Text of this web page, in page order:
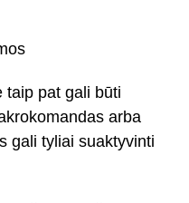
taip pat gali būti
arba
gali tyliai suaktyvinti